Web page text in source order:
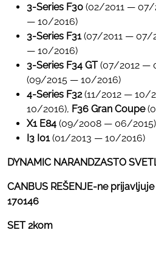
3-Series F30 (02/2011 — 07/
— 10/2016)
3-Series F31(07/2011 — 07/
— 10/2016)
3-Series F34 GT(07/2012 —
(09/2015 — 10/2016)
4-Series F32(11/2012 — 10/
10/2016), F36 Gran Coupe
X1 E84 (09/2008 — 06/2015)
I3 I01(01/2013 — 10/2016)
DYNAMIC NARANDZASTO
CANBUS REŠENJE-ne
170146
SET 2kom